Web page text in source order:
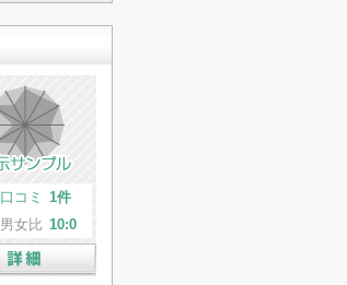
口コミ
1件
男女比 10:0